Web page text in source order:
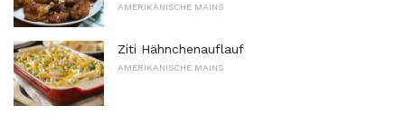
AMERIKANISCHE MAINS
Ziti Hähnchenauflauf
AMERIKANISCHE MAINS